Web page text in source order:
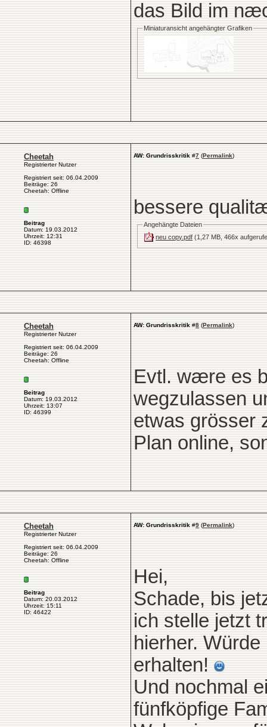
das Bild im
Miniaturansicht angehängter Grafiken
Cheetah
Registrierter Nutzer
Registriert seit: 06.04.2009
Beiträge: 26
Cheetah: Offline
Beitrag
Datum: 19.03.2012
Uhrzeit: 12:31
ID: 46398
AW: Grundrisskritik #7 (Permalink)
bessere
Angehängte Dateien
neu copy.pdf(1,27 MB, 466x
Cheetah
Registrierter Nutzer
Registriert seit: 06.04.2009
Beiträge: 26
Cheetah: Offline
Beitrag
Datum: 19.03.2012
Uhrzeit: 13:07
ID: 46399
AW: Grundrisskritik #8 (Permalink)
Evtl. wære es
wegzulassen
etwas grösser
Plan online,
Cheetah
Registrierter Nutzer
Registriert seit: 06.04.2009
Beiträge: 26
Cheetah: Offline
Beitrag
Datum: 20.03.2012
Uhrzeit: 15:11
ID: 46422
AW: Grundrisskritik #9 (Permalink)
Hei,
Schade, bis
ich stelle jetzt
hierher.
erhalten!
Und nochmal
fünfköpfige